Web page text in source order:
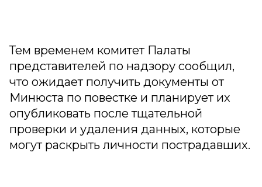
Тем временем комитет Палаты
представителей по надзору сообщил,
что ожидает получить документы от
Минюста по повестке и планирует их
опубликовать после тщательной
проверки и удаления данных, которые
могут раскрыть личности пострадавших.